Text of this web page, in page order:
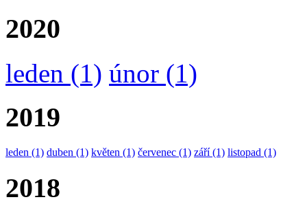
2020
leden (1) únor (1)
2019
leden (1) duben (1) květen (1) červenec (1) září(1) listopad (1)
2018